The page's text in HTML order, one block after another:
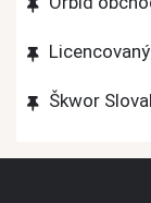
Škwor